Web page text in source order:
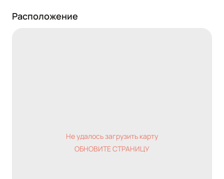
Расположение
Не удалось загрузить карту
ОБНОВИТЕ СТРАНИЦУ